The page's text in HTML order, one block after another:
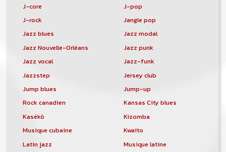
J-core
J-pop
J-rock
Jangle pop
Jazz blues
Jazz modal
Jazz Nouvelle-Orléans
Jazz punk
Jazz vocal
Jazz-funk
Jazzstep
Jersey club
Jump blues
Jump-up
Rock canadien
Kansas City blues
Kasékò
Kizomba
Musique cubaine
Kwaito
Latin jazz
Musique latine